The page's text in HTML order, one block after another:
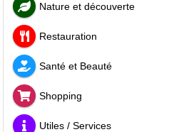
Nature et découverte
Restauration
Santé et Beauté
Shopping
Utiles / Services